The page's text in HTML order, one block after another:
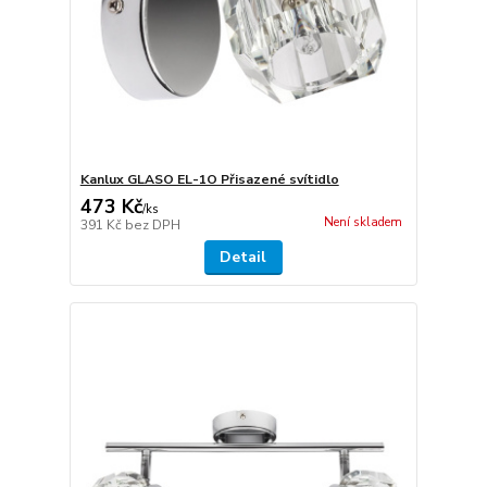
Kanlux GLASO EL-1O Přisazené svítidlo
473 Kč/ks
391 Kč bez DPH Není skladem
Detail